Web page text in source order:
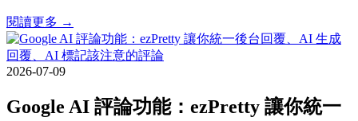
閱讀更多 →
2026-07-09
Google AI 評論功能：ezPretty 讓你統一